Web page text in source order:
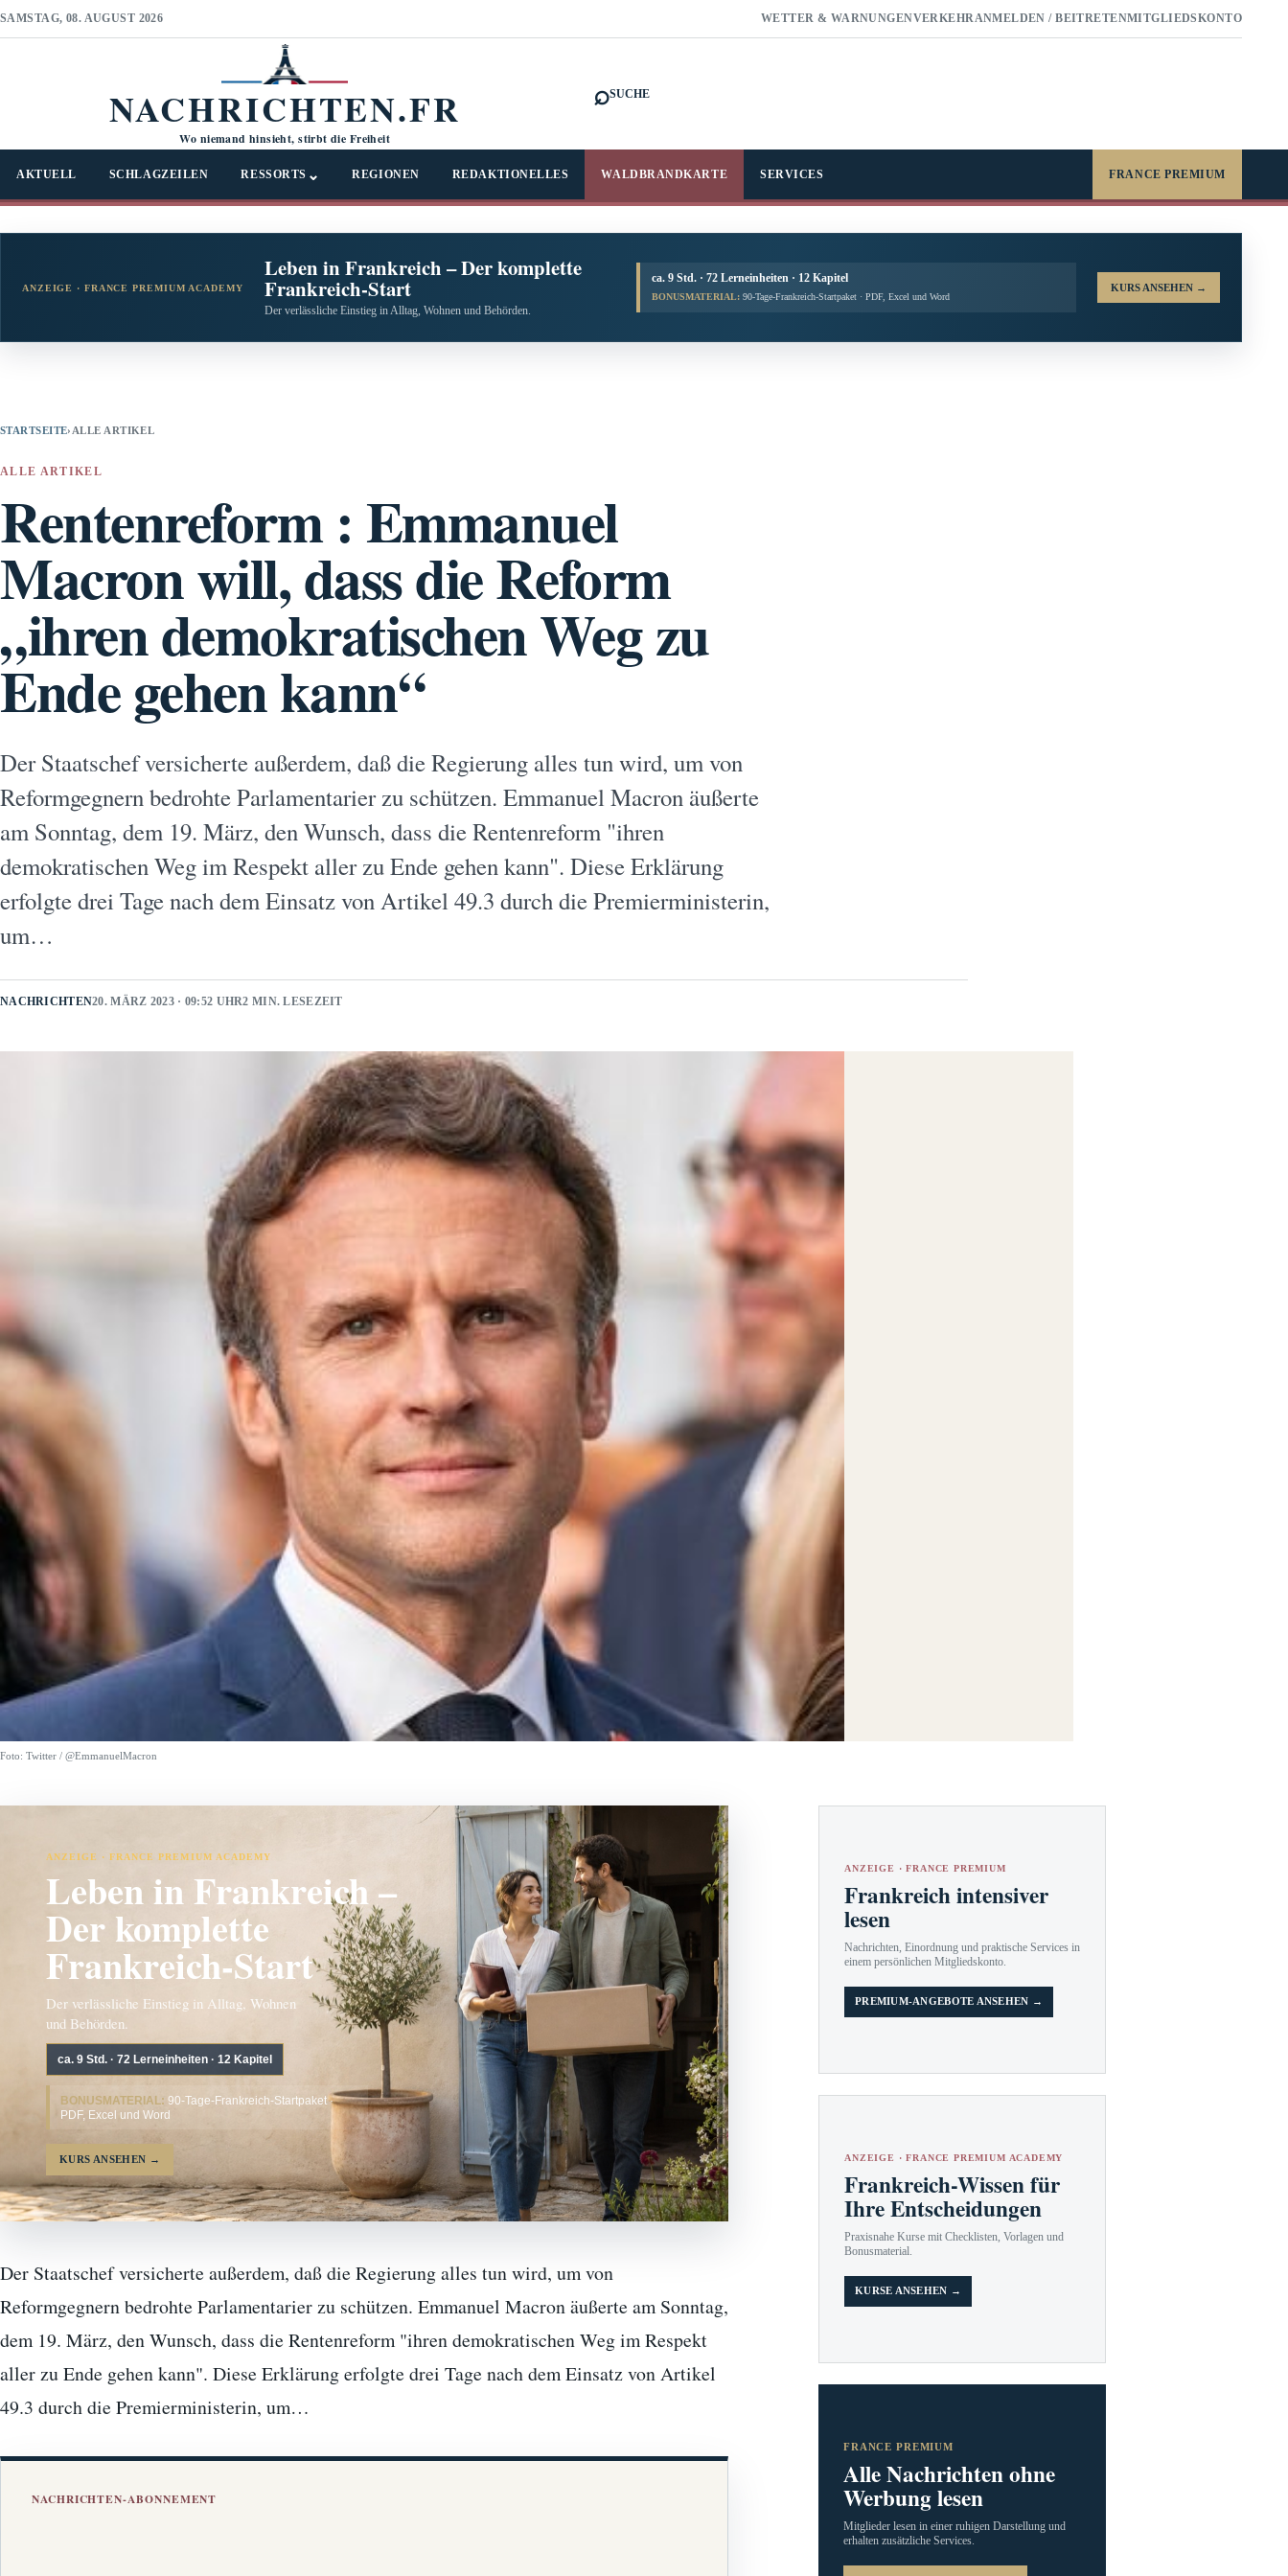
SAMSTAG, 08. AUGUST 2026 WETTER & WARNUNGENVERKEHRANMELDEN / BEITRETENMITGLIEDSKONTO
NACHRICHTEN.FR
Wo niemand hinsieht, stirbt die Freiheit
⌕SUCHE
AKTUELL SCHLAGZEILEN RESSORTS ⌄ REGIONEN REDAKTIONELLES WALDBRANDKARTE SERVICES FRANCE PREMIUM
ANZEIGE · FRANCE PREMIUM ACADEMY
Leben in Frankreich – Der komplette
Frankreich-Start
Der verlässliche Einstieg in Alltag, Wohnen und Behörden.
ca. 9 Std. · 72 Lerneinheiten · 12 Kapitel
BONUSMATERIAL: 90-Tage-Frankreich-Startpaket · PDF, Excel und Word
KURS ANSEHEN →
STARTSEITE› ALLE ARTIKEL
ALLE ARTIKEL
Rentenreform : Emmanuel
Macron will, dass die Reform
„ihren demokratischen Weg zu
Ende gehen kann“
Der Staatschef versicherte außerdem, daß die Regierung alles tun wird, um von
Reformgegnern bedrohte Parlamentarier zu schützen. Emmanuel Macron äußerte
am Sonntag, dem 19. März, den Wunsch, dass die Rentenreform "ihren
demokratischen Weg im Respekt aller zu Ende gehen kann". Diese Erklärung
erfolgte drei Tage nach dem Einsatz von Artikel 49.3 durch die Premierministerin,
um…
NACHRICHTEN20. MÄRZ 2023 · 09:52 UHR2 MIN. LESEZEIT
Foto: Twitter / @EmmanuelMacron
ANZEIGE · FRANCE PREMIUM ACADEMY
Leben in Frankreich –
Der komplette
Frankreich-Start
Der verlässliche Einstieg in Alltag, Wohnen
und Behörden.
ca. 9 Std. · 72 Lerneinheiten · 12 Kapitel
BONUSMATERIAL: 90-Tage-Frankreich-Startpaket ·
PDF, Excel und Word
KURS ANSEHEN →
Der Staatschef versicherte außerdem, daß die Regierung alles tun wird, um von
Reformgegnern bedrohte Parlamentarier zu schützen. Emmanuel Macron äußerte am Sonntag,
dem 19. März, den Wunsch, dass die Rentenreform "ihren demokratischen Weg im Respekt
aller zu Ende gehen kann". Diese Erklärung erfolgte drei Tage nach dem Einsatz von Artikel
49.3 durch die Premierministerin, um…
NACHRICHTEN-ABONNEMENT
ANZEIGE · FRANCE PREMIUM
Frankreich intensiver
lesen
Nachrichten, Einordnung und praktische Services in
einem persönlichen Mitgliedskonto.
PREMIUM-ANGEBOTE ANSEHEN →
ANZEIGE · FRANCE PREMIUM ACADEMY
Frankreich-Wissen für
Ihre Entscheidungen
Praxisnahe Kurse mit Checklisten, Vorlagen und
Bonusmaterial.
KURSE ANSEHEN →
FRANCE PREMIUM
Alle Nachrichten ohne
Werbung lesen
Mitglieder lesen in einer ruhigen Darstellung und
erhalten zusätzliche Services.